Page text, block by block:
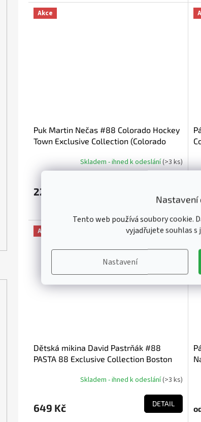
Nastavení
Tento web používá soubory cookie.
vyjadřujete souhlas s
Nastavení
Akce
Puk Martin Nečas #88 Colorado Hockey
Town Exclusive Collection (Colorado
Skladem - ihned k odeslání(>3 ks)
229 Kč
Akce
Dětská mikina David Pastrňák #88
PASTA 88 Exclusive Collection Boston
Skladem - ihned k odeslání(>3 ks)
649 Kč DETAIL